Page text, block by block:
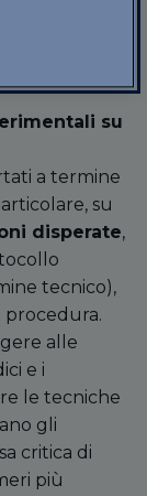
quella
e
su
a termine
su
disperate,
tecnico),
procedura.
alle
e i
le tecniche
gli
critica di
più